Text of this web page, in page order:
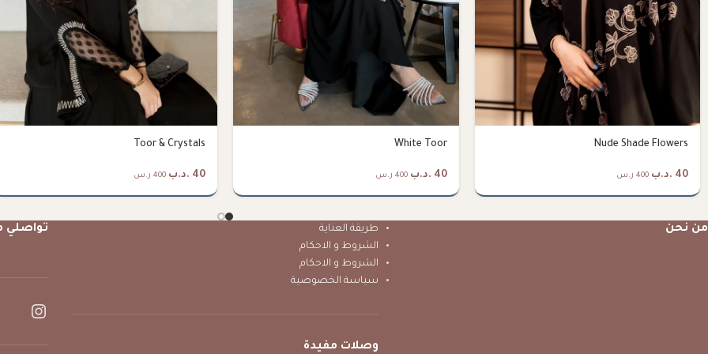
Nude Shade Flowers
40 .د.ب 400 ر.س
White Toor
40 .د.ب 400 ر.س
Toor & Crystals
40 .د.ب 400 ر.س
من نحن
طريقة العناية
الشروط و الاحكام
الشروط و الاحكام
سياسة الخصوصية
وصلات مفيدة
تواصلي